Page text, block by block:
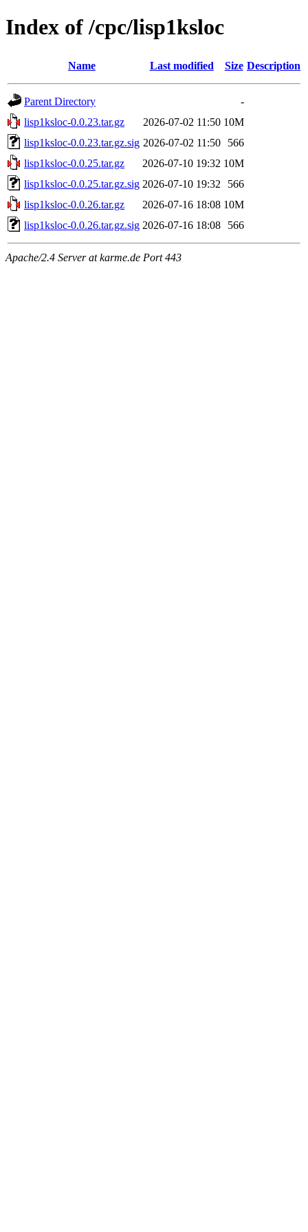
Index of /cpc/lisp1ksloc
Name Last modified Size Description
Parent Directory
-
lisp1ksloc-0.0.23.tar.gz
2026-07-02 11:50 10M
lisp1ksloc-0.0.23.tar.gz.sig 2026-07-02 11:50
566
lisp1ksloc-0.0.25.tar.gz
2026-07-10 19:32 10M
lisp1ksloc-0.0.25.tar.gz.sig 2026-07-10 19:32
566
lisp1ksloc-0.0.26.tar.gz
2026-07-16 18:08 10M
lisp1ksloc-0.0.26.tar.gz.sig 2026-07-16 18:08 566
Apache/2.4 Server at karme.de Port 443